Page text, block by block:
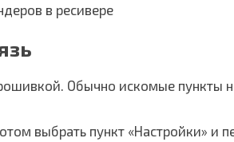
в ресивере
Обычно искомые пункты
выбрать пункт «Настройки» и